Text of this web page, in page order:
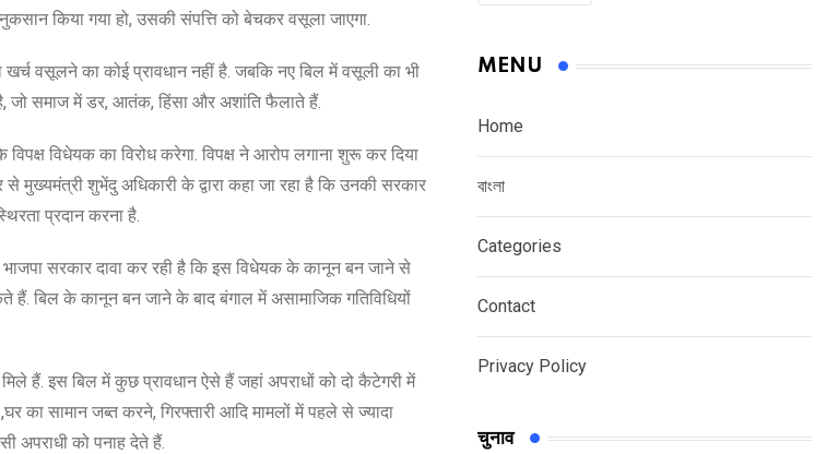
किया गया हो, उसकी संपत्ति को बेचकर वसूला जाएगा.
खर्च वसूलने का कोई प्रावधान नहीं है. जबकि नए बिल में वसूली का भी
जो समाज में डर, आतंक, हिंसा और अशांति फैलाते हैं.
विधेयक का विरोध करेगा. विपक्ष ने आरोप लगाना शुरू कर दिया
शुभेंदु अधिकारी के द्वारा कहा जा रहा है कि उनकी सरकार
प्रदान करना है.
भाजपा सरकार दावा कर रही है कि इस विधेयक के कानून बन जाने से
हैं. बिल के कानून बन जाने के बाद बंगाल में असामाजिक गतिविधियों
हैं. इस बिल में कुछ प्रावधान ऐसे हैं जहां अपराधों को दो कैटेगरी में
का सामान जब्त करने, गिरफ्तारी आदि मामलों में पहले से ज्यादा
अपराधी को पनाह देते हैं.
MENU
Home
বাংলা
Categories
Contact
Privacy Policy
चुनाव